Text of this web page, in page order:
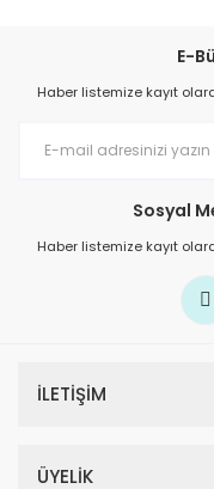
E-
Haber listemize kayıt
Sosyal
Haber listemize kayıt
İLETİŞİM
ÜYELİK